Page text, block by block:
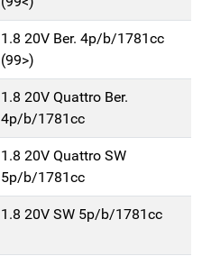
1.8 20V Ber. 4p/b/1781cc
(99>)
1.8 20V Quattro Ber.
4p/b/1781cc
1.8 20V Quattro SW
5p/b/1781cc
1.8 20V SW 5p/b/1781cc